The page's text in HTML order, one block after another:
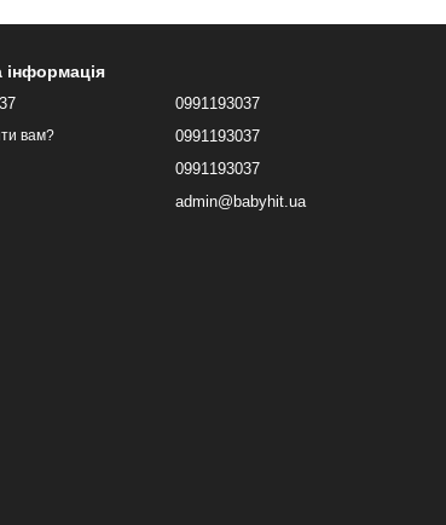
інформація
вам?
0991193037
0991193037
0991193037
admin@babyhit.ua